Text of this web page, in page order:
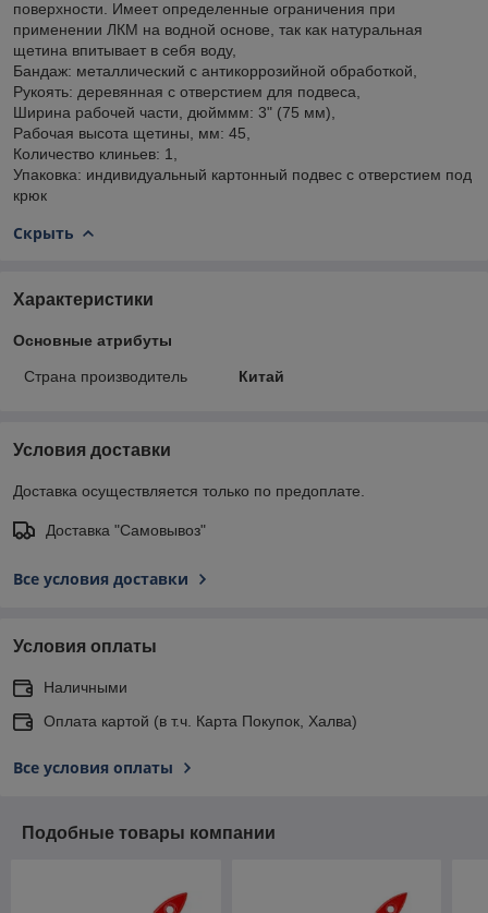
поверхности. Имеет определенные ограничения при
применении ЛКМ на водной основе, так как натуральная
щетина впитывает в себя воду,
Бандаж: металлический с антикоррозийной обработкой,
Рукоять: деревянная с отверстием для подвеса,
Ширина рабочей части, дюйммм: 3" (75 мм),
Рабочая высота щетины, мм: 45,
Количество клиньев: 1,
Упаковка: индивидуальный картонный подвес с отверстием под
крюк
Скрыть
Характеристики
Основные атрибуты
Страна производитель Китай
Условия доставки
Доставка осуществляется только по предоплате.
Доставка "Самовывоз"
Все условия доставки
Условия оплаты
Наличными
Оплата картой (в т.ч. Карта Покупок, Халва)
Все условия оплаты
Подобные товары компании